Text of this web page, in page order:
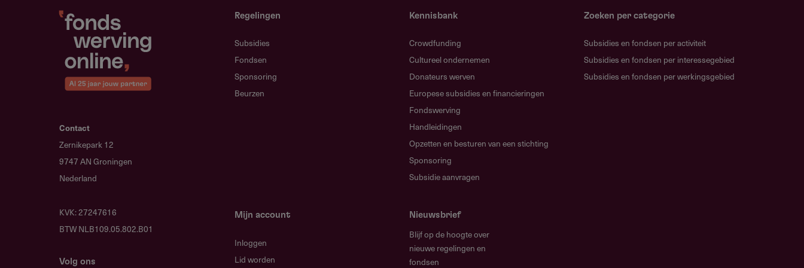
Werkgebied
Nederland. Het onderzoek wordt uitgevoerd binnen Nederlandse universitair medische
centra.
Welke voorwaarden gelden?
Aanvraag door de vakgroep Geneeskunde voor verstandelijk gehandicapten van een
Contact
Zernikepark 12
9747 AN Groningen
Nederland
KVK: 27247616
BTW NLB109.05.802.B01
Volg ons
Regelingen
Subsidies
Fondsen
Sponsoring
Beurzen
Kennisbank
Crowdfunding
Cultureel ondernemen
Donateurs werven
Europese subsidies en financieringen
Fondswerving
Handleidingen
Opzetten en besturen van een stichting
Sponsoring
Subsidie aanvragen
Zoeken per categorie
Subsidies en fondsen per activiteit
Subsidies en fondsen per interessegebied
Subsidies en fondsen per werkingsgebied
Mijn account
Inloggen
Lid worden
Nieuwsbrief
Blijf op de hoogte over
nieuwe regelingen en
fondsen